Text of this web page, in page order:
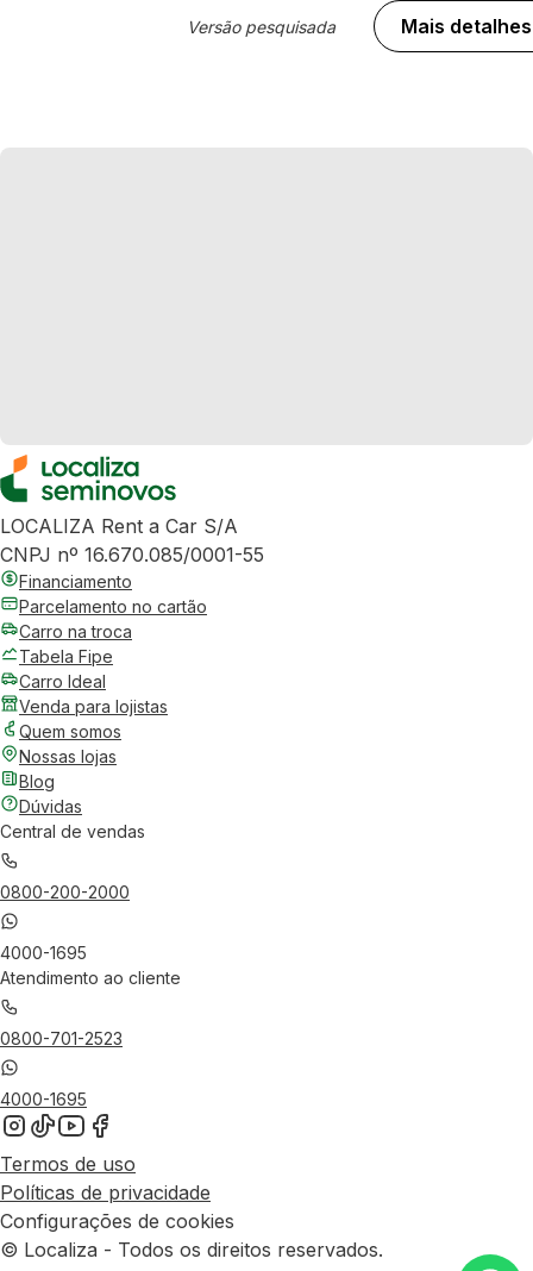
Versão pesquisada Mais detalhes
LOCALIZA Rent a Car S/A
CNPJ nº 16.670.085/0001-55
Financiamento
Parcelamento no cartão
Carro na troca
Tabela Fipe
Carro Ideal
Venda para lojistas
Quem somos
Nossas lojas
Blog
Dúvidas
Central de vendas
0800-200-2000
4000-1695
Atendimento ao cliente
0800-701-2523
4000-1695
Termos de uso
Políticas de privacidade
Configurações de cookies
© Localiza - Todos os direitos reservados.